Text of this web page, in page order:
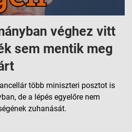
véghez vitt
sem mentik meg
több miniszteri posztot is
de a lépés egyelőre nem
zuhanását.